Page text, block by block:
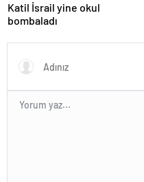
Katil İsrail yine okul
bombaladı